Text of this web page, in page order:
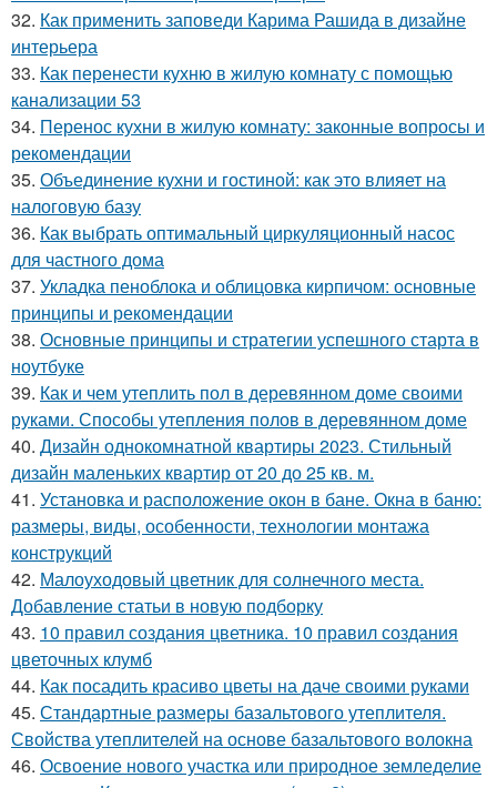
32. Как применить заповеди Карима Рашида в дизайне
интерьера
33. Как перенести кухню в жилую комнату с помощью
канализации 53
34. Перенос кухни в жилую комнату: законные вопросы и
рекомендации
35. Объединение кухни и гостиной: как это влияет на
налоговую базу
36. Как выбрать оптимальный циркуляционный насос
для частного дома
37. Укладка пеноблока и облицовка кирпичом: основные
принципы и рекомендации
38. Основные принципы и стратегии успешного старта в
ноутбуке
39. Как и чем утеплить пол в деревянном доме своими
руками. Способы утепления полов в деревянном доме
40. Дизайн однокомнатной квартиры 2023. Стильный
дизайн маленьких квартир от 20 до 25 кв. м.
41. Установка и расположение окон в бане. Окна в баню:
размеры, виды, особенности, технологии монтажа
конструкций
42. Малоуходовый цветник для солнечного места.
Добавление статьи в новую подборку
43. 10 правил создания цветника. 10 правил создания
цветочных клумб
44. Как посадить красиво цветы на даче своими руками
45. Стандартные размеры базальтового утеплителя.
Свойства утеплителей на основе базальтового волокна
46. Освоение нового участка или природное земледелие